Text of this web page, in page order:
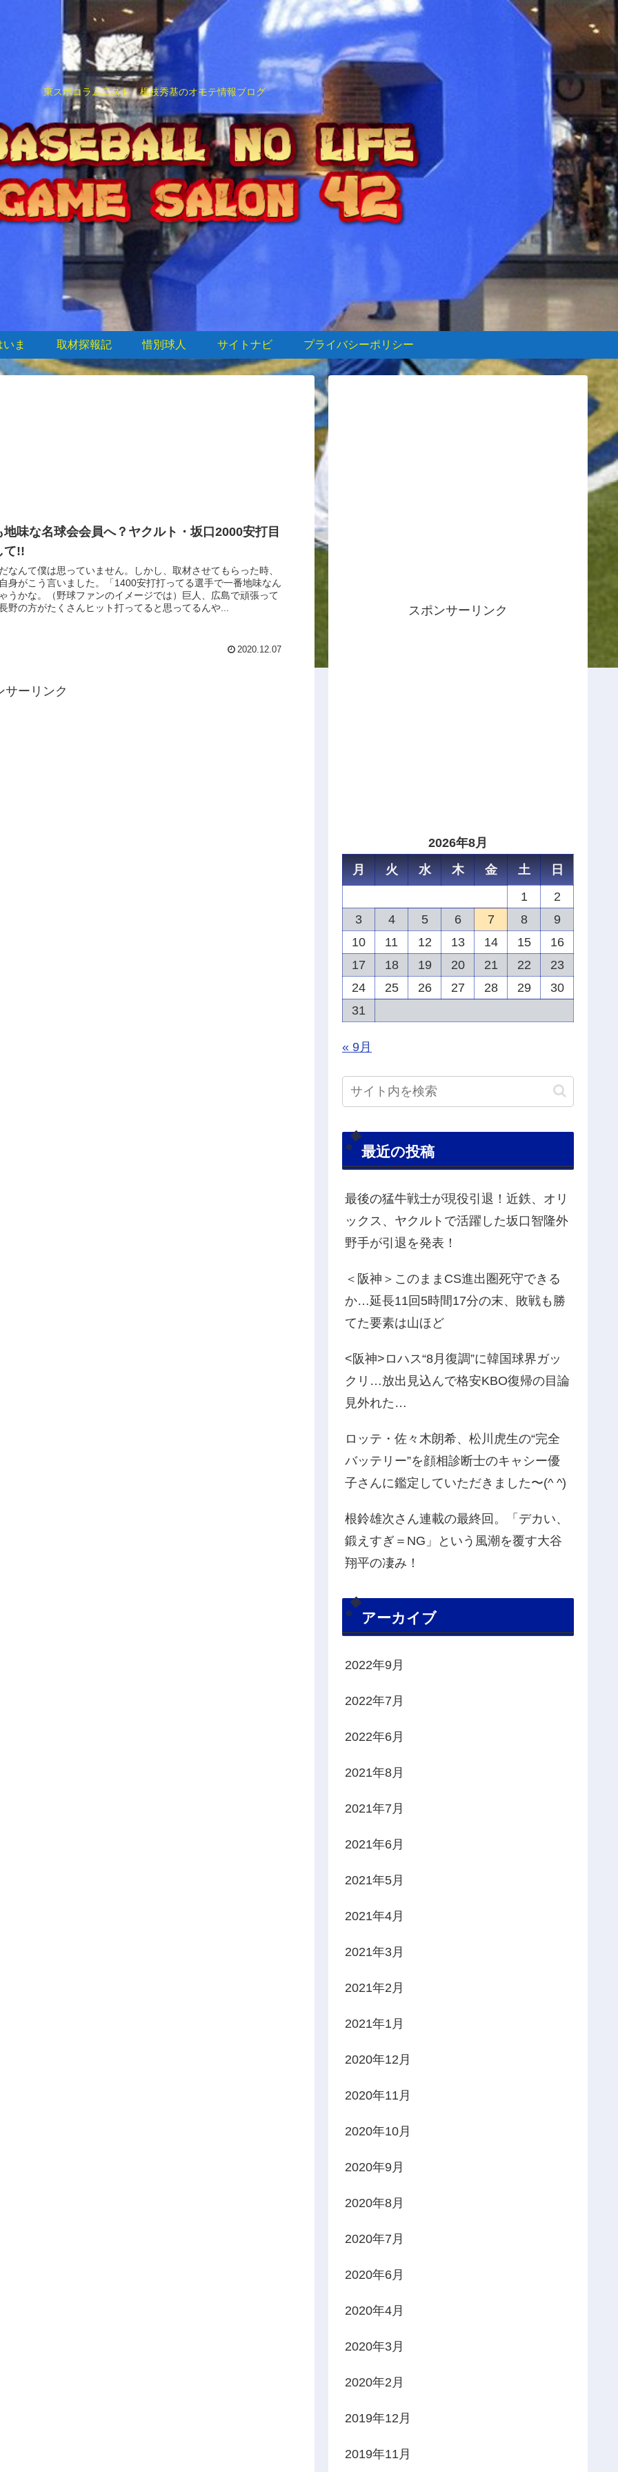
東スポコラム二スト・楊枝秀基のオモテ情報ブログ
ま 取材探報記 惜別球人 サイトナビ プライバシーポリシー
地味な名球会会員へ？ヤクルト・坂口2000安打目
て!!
なんて僕は思っていません。しかし、取材させてもらった時、
身がこう言いました。「1400安打打ってる選手で一番地味なん
うかな。（野球ファンのイメージでは）巨人、広島で頑張って
野の方がたくさんヒット打ってると思ってるんや...
2020.12.07
サーリンク
スポンサーリンク
2026年8月
月
火 水 木 金 土
日
1
2
3
4 5 6 7 8
9
10
11 12 13 14 15
16
17
18 19 20 21 22
23
24
25 26 27 28 29
30
31
« 9月
最近の投稿
最後の猛牛戦士が現役引退！近鉄、オリ
ックス、ヤクルトで活躍した坂口智隆外
野手が引退を発表！
＜阪神＞このままCS進出圏死守できる
か…延長11回5時間17分の末、敗戦も勝
てた要素は山ほど
<阪神>ロハス“8月復調”に韓国球界ガッ
クリ…放出見込んで格安KBO復帰の目論
見外れた…
ロッテ・佐々木朗希、松川虎生の“完全
バッテリー”を顔相診断士のキャシー優
子さんに鑑定していただきました〜(^ ^)
根鈴雄次さん連載の最終回。「デカい、
鍛えすぎ＝NG」という風潮を覆す大谷
翔平の凄み！
アーカイブ
2022年9月
2022年7月
2022年6月
2021年8月
2021年7月
2021年6月
2021年5月
2021年4月
2021年3月
2021年2月
2021年1月
2020年12月
2020年11月
2020年10月
2020年9月
2020年8月
2020年7月
2020年6月
2020年4月
2020年3月
2020年2月
2019年12月
2019年11月